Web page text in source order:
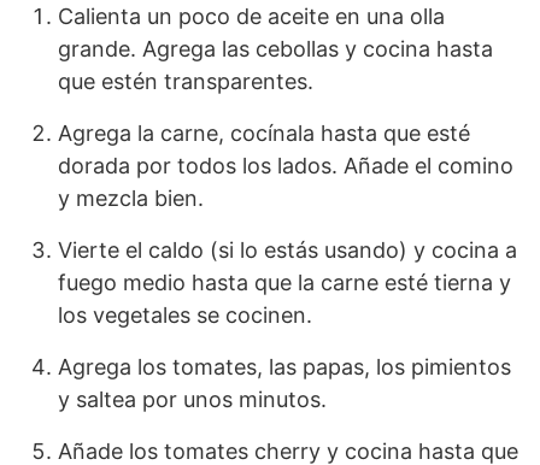
Calienta un poco de aceite en una olla
grande. Agrega las cebollas y cocina hasta
que estén transparentes.
Agrega la carne, cocínala hasta que esté
dorada por todos los lados. Añade el comino
y mezcla bien.
Vierte el caldo (si lo estás usando) y cocina a
fuego medio hasta que la carne esté tierna y
los vegetales se cocinen.
Agrega los tomates, las papas, los pimientos
y saltea por unos minutos.
Añade los tomates cherry y cocina hasta que